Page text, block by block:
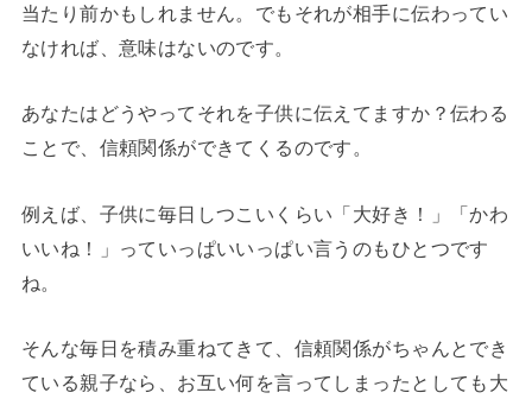
当たり前かもしれません。でもそれが相手に伝わってい
なければ、意味はないのです。
あなたはどうやってそれを子供に伝えてますか？伝わる
ことで、信頼関係ができてくるのです。
例えば、子供に毎日しつこいくらい「大好き！」「かわ
いいね！」っていっぱいいっぱい言うのもひとつです
ね。
そんな毎日を積み重ねてきて、信頼関係がちゃんとでき
ている親子なら、お互い何を言ってしまったとしても大